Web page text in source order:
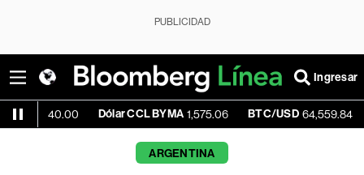
PUBLICIDAD
Ingresar
Dólar CCL BYMA 1,575.06 BTC/USD 64,559.84 -0.35%
ARGENTINA